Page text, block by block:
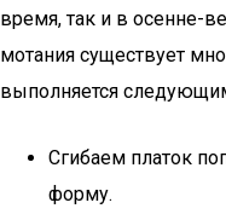
время, так и в осенне-
мотания существует
выполняется
Сгибаем платок
форму.